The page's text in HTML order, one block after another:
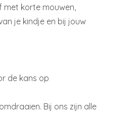
met korte mouwen,
je kindje en bij jouw
de kans op
Bij ons zijn alle